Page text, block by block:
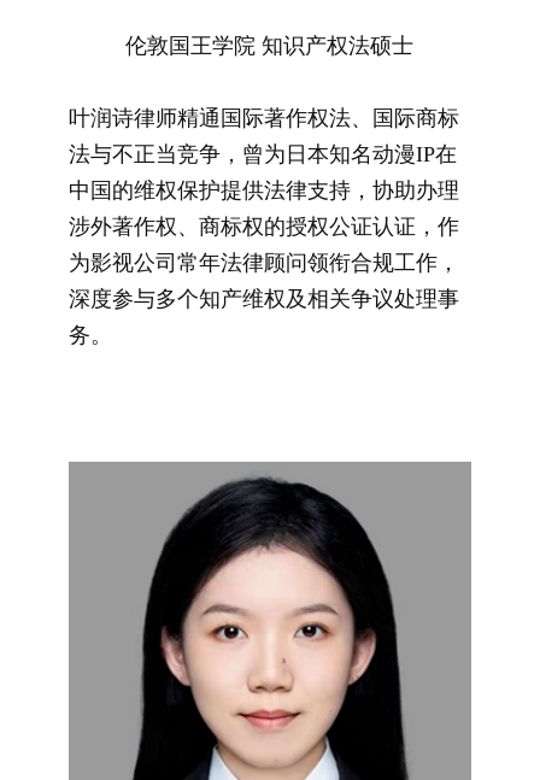
伦敦国王学院 知识产权法硕士
叶润诗律师精通国际著作权法、国际商标
法与不正当竞争，曾为日本知名动漫IP在
中国的维权保护提供法律支持，协助办理
涉外著作权、商标权的授权公证认证，作
为影视公司常年法律顾问领衔合规工作，
深度参与多个知产维权及相关争议处理事
务。